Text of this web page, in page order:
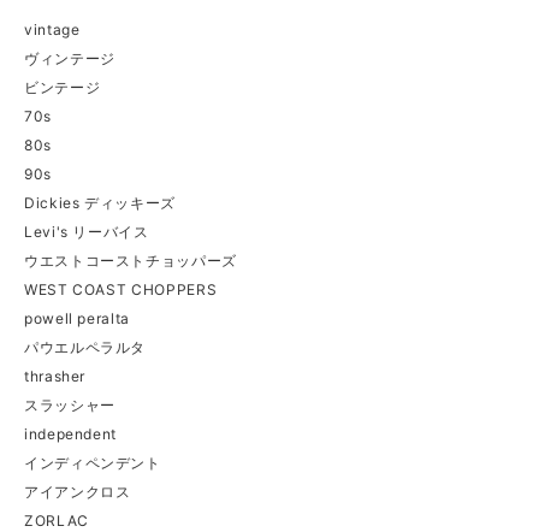
vintage
ヴィンテージ
ビンテージ
70s
80s
90s
Dickies ディッキーズ
Levi's リーバイス
ウエストコーストチョッパーズ
WEST COAST CHOPPERS
powell peralta
パウエルペラルタ
thrasher
スラッシャー
independent
インディペンデント
アイアンクロス
ZORLAC